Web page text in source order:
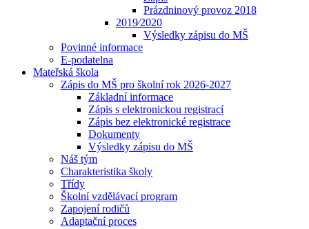
Prázdninový provoz 2018
2019⁄2020
Výsledky zápisu do MŠ
Povinné informace
E-podatelna
Mateřská škola
Zápis do MŠ pro školní rok 2026-2027
Základní informace
Zápis s elektronickou registrací
Zápis bez elektronické registrace
Dokumenty
Výsledky zápisu do MŠ
Náš tým
Charakteristika školy
Třídy
Školní vzdělávací program
Zapojení rodičů
Adaptační proces